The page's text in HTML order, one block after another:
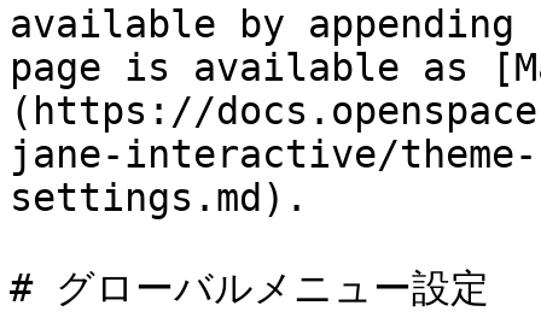
available by
page is available as
(https://
jane-interactive/
settings.md).
# グローバルメニュー設定